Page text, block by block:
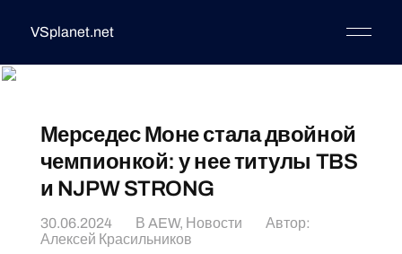
VSplanet.net
Мерседес Моне стала двойной
чемпионкой: у нее титулы TBS
и NJPW STRONG
30.06.2024 В AEW, Новости
Автор:
Алексей Красильников